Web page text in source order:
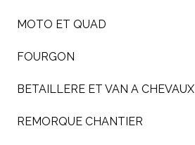
MOTO ET QUAD
FOURGON
BETAILLERE ET VAN A CHEVAUX
REMORQUE CHANTIER